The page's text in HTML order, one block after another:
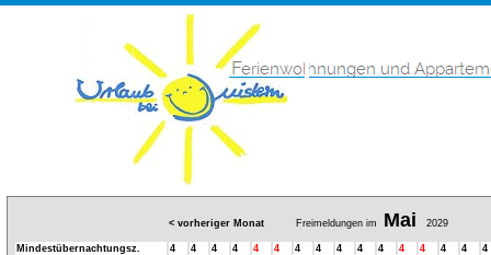
< vorheriger Monat Freimeldungen im Mai 2029
Mindestübernachtungsz. 4 4 4 4 4 4 4 4 4 4 4 4 4 4 4 4